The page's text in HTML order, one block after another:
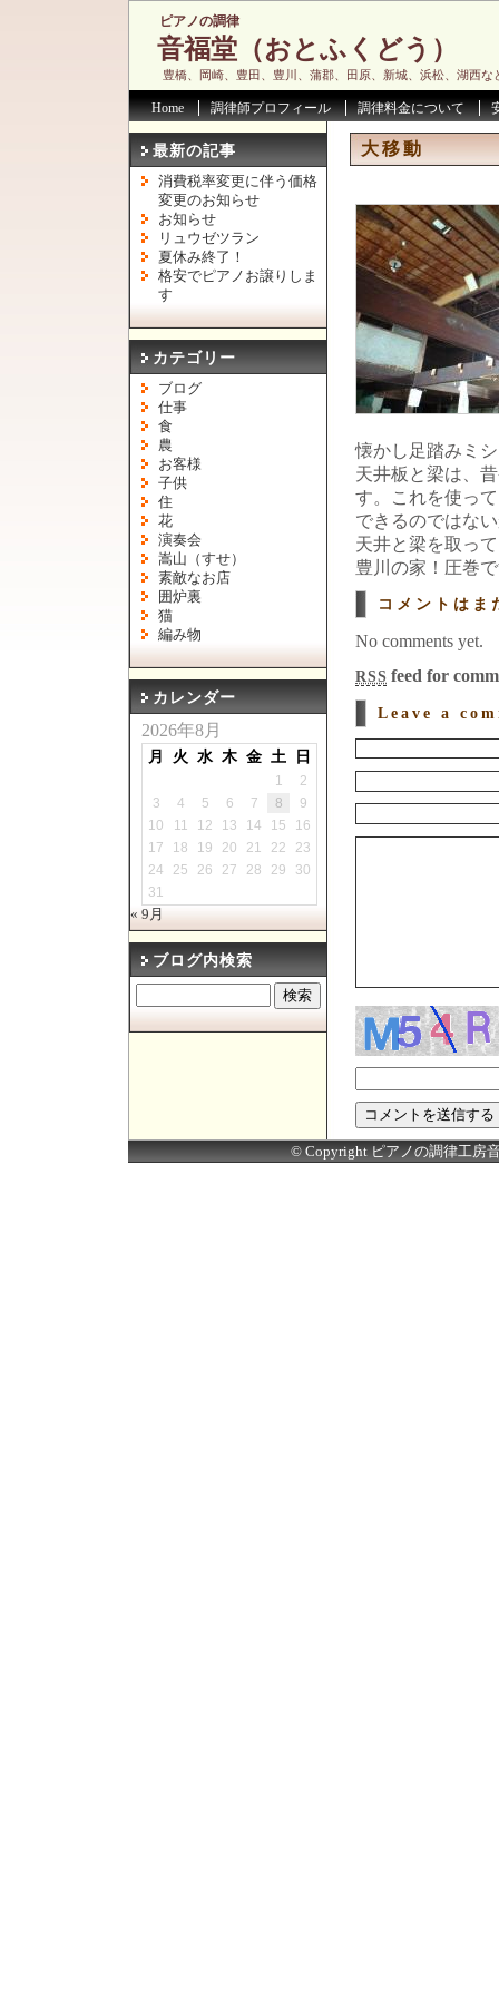
ピアノの調律
音福堂（おとふくどう）
豊橋、岡崎、豊田、豊川、蒲郡、田原、新城、浜松、湖西
Home 調律師プロフィール 調律料金について
大移動
懐かし足踏みミ
天井板と梁は、
す。これを使っ
できるのではな
天井と梁を取っ
豊川の家！圧巻
コメントは
No comments yet.
RSS feed for
Leave a
最新の記事
消費税率変更に伴う価格
変更のお知らせ
お知らせ
リュウゼツラン
夏休み終了！
格安でピアノお譲りしま
す
カテゴリー
ブログ
仕事
食
農
お客様
子供
住
花
演奏会
嵩山（すせ）
素敵なお店
囲炉裏
猫
編み物
カレンダー
2026年8月
月 火 水 木 金 土 日
1
2
3
4 5 6 7 8
9
10
11 12 13 14 15
16
17
18 19 20 21 22
23
24
25 26 27 28 29
30
31
« 9月
ブログ内検索
© Copyright ピアノの調律工房